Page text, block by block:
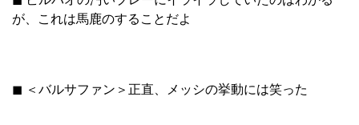
が、これは馬鹿のすることだよ
◼︎ ＜バルサファン＞正直、メッシの挙動には笑った